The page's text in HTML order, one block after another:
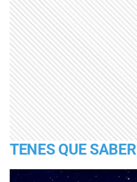
TENES QUE SABER